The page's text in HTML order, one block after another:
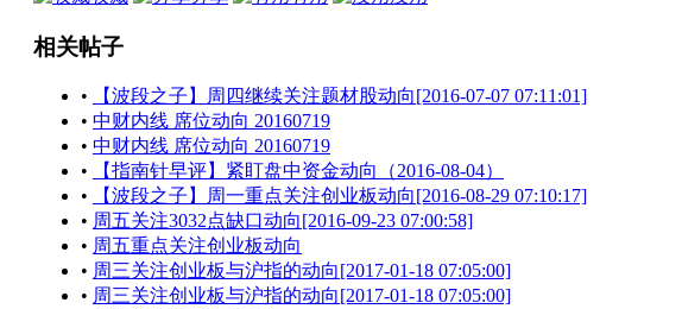
相关帖子
•
【波段之子】周四继续关注题材股动向[2016-07-07 07:11:01]
• 中财内线 席位动向 20160719
• 中财内线 席位动向 20160719
•
【指南针早评】紧盯盘中资金动向（2016-08-04）
•
【波段之子】周一重点关注创业板动向[2016-08-29 07:10:17]
• 周五关注3032点缺口动向[2016-09-23 07:00:58]
• 周五重点关注创业板动向
• 周三关注创业板与沪指的动向[2017-01-18 07:05:00]
• 周三关注创业板与沪指的动向[2017-01-18 07:05:00]